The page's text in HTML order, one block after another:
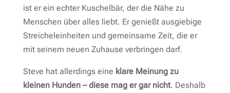
ist er ein echter Kuschelbär, der die Nähe zu
Menschen über alles liebt. Er genießt ausgiebige
Streicheleinheiten und gemeinsame Zeit, die er
mit seinem neuen Zuhause verbringen darf.
Steve hat allerdings eine klare Meinung zu
kleinen Hunden – diese mag er gar nicht. Deshalb